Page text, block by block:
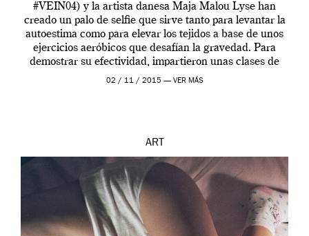
#VEIN04) y la artista danesa Maja Malou Lyse han
creado un palo de selfie que sirve tanto para levantar la
autoestima como para elevar los tejidos a base de unos
ejercicios aeróbicos que desafían la gravedad. Para
demostrar su efectividad, impartieron unas clases de
prueba en el Tate […]
02 / 11 / 2015 — VER MÁS
ART